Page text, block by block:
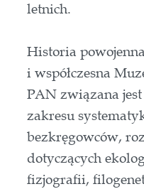
letnich.
Historia
i współczesna
PAN związana
zakresu
bezkręgowców,
dotyczących
fizjografii,